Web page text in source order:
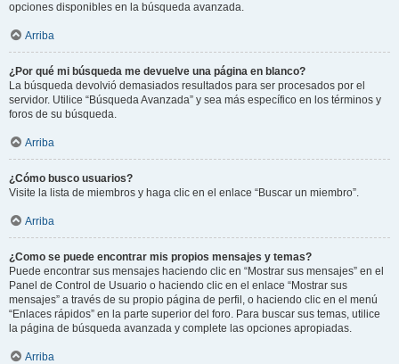
opciones disponibles en la búsqueda avanzada.
Arriba
¿Por qué mi búsqueda me devuelve una página en blanco?
La búsqueda devolvió demasiados resultados para ser procesados por el
servidor. Utilice “Búsqueda Avanzada” y sea más específico en los términos y
foros de su búsqueda.
Arriba
¿Cómo busco usuarios?
Visite la lista de miembros y haga clic en el enlace “Buscar un miembro”.
Arriba
¿Como se puede encontrar mis propios mensajes y temas?
Puede encontrar sus mensajes haciendo clic en “Mostrar sus mensajes” en el
Panel de Control de Usuario o haciendo clic en el enlace “Mostrar sus
mensajes” a través de su propio página de perfil, o haciendo clic en el menú
“Enlaces rápidos” en la parte superior del foro. Para buscar sus temas, utilice
la página de búsqueda avanzada y complete las opciones apropiadas.
Arriba